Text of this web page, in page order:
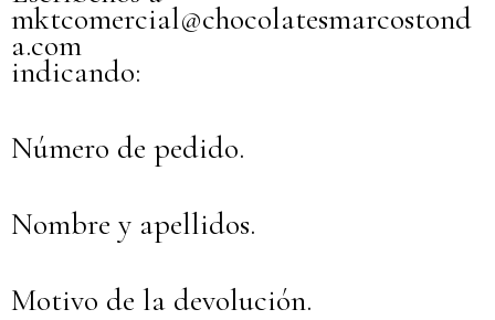
mktcomercial@chocolatesmarcostond
a.com
indicando:
Número de pedido.
Nombre y apellidos.
Motivo de la devolución.